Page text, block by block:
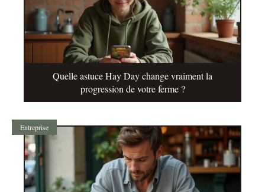
Quelle astuce Hay Day change vraiment la
progression de votre ferme ?
Entreprise